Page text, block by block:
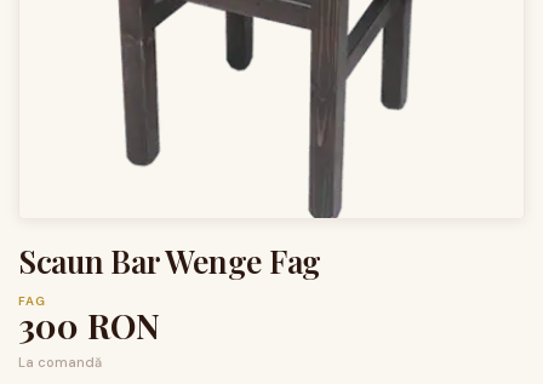
Scaun Bar Wenge Fag
FAG
300 RON
La comandă